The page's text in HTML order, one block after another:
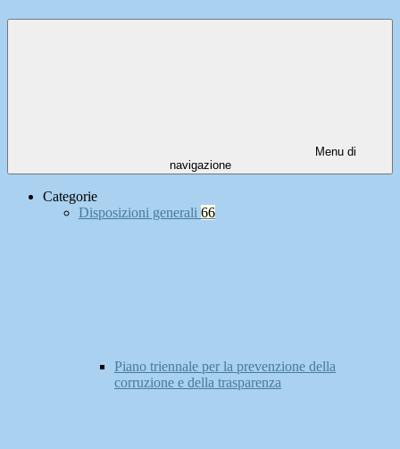
Menu di
navigazione
Categorie
Disposizioni generali 66
Piano triennale per la prevenzione della
corruzione e della trasparenza